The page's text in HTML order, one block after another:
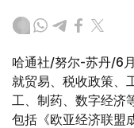
哈通社/努尔-苏丹/6
就贸易、税收政策、
工、制药、数字经济
包括《欧亚经济联盟